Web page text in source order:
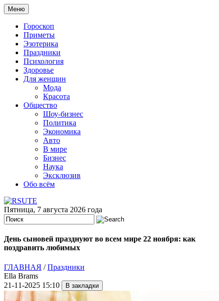
Меню
Гороскоп
Приметы
Эзотерика
Праздники
Психология
Здоровье
Для женщин
Мода
Красота
Общество
Шоу-бизнес
Политика
Экономика
Авто
В мире
Бизнес
Наука
Эксклюзив
Обо всём
Пятница, 7 августа 2026 года
День сыновей празднуют во всем мире 22 ноября: как
поздравить любимых
ГЛАВНАЯ /Праздники
Ella Brams
21-11-2025 15:10